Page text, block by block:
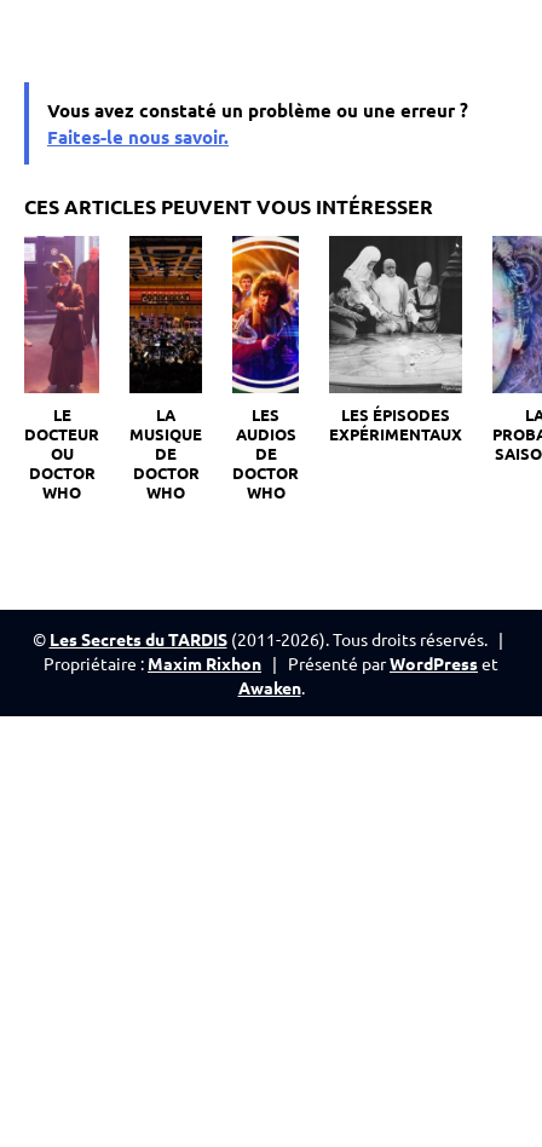
Vous avez constaté un problème ou une erreur ?
Faites-le nous savoir.
LE
DOCTEUR
OU
DOCTOR
WHO
LA
MUSIQUE
DE
DOCTOR
WHO
LES
AUDIOS
DE
DOCTOR
WHO
LES ÉPISODES
EXPÉRIMENTAUX
© Les Secrets du TARDIS(2011-2026). Tous droits réservés. |
Propriétaire : Maxim Rixhon | Présenté parWordPresset
Awaken.